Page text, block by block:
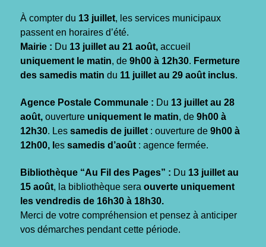
À compter du 13 juillet, les services municipaux
passent en horaires d’été.
Mairie : Du 13 juillet au 21 août, accueil
uniquement le matin, de 9h00 à 12h30. Fermeture
des samedis matin du 11 juillet au 29 août inclus.
Agence Postale Communale : Du 13 juillet au 28
août, ouverture uniquement le matin, de 9h00 à
12h30. Les samedis de juillet : ouverture de 9h00 à
12h00, l es samedis d’août : agence fermée.
Bibliothèque “Au Fil des Pages” : Du 13 juillet au
15 août, la bibliothèque sera ouverte uniquement
les vendredis de 16h30 à 18h30.
Merci de votre compréhension et pensez à anticiper
vos démarches pendant cette période.